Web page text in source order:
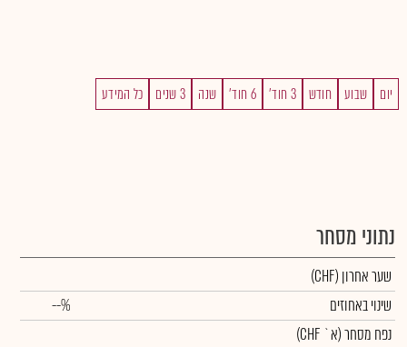
יום שבוע חודש 3 חוד' 6 חוד' שנה 3 שנים כל המידע
נתוני מסחר
שער אחרון (CHF)
שינוי באחוזים
--%
נפח מסחר(א` CHF)